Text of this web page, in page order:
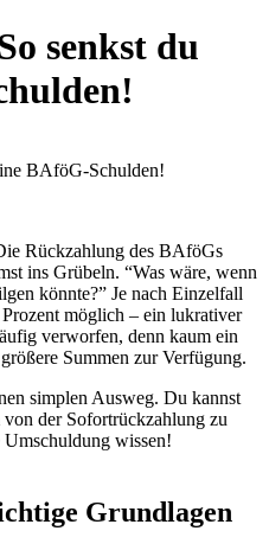
senkst du
Rückzahlung des BAföGs
ins Grübeln. “Was wäre, wenn
könnte?” Je nach Einzelfall
möglich – ein lukrativer
verworfen, denn kaum ein
größere Summen zur Verfügung.
simplen Ausweg. Du kannst
der Sofortrückzahlung zu
wissen!
Grundlagen